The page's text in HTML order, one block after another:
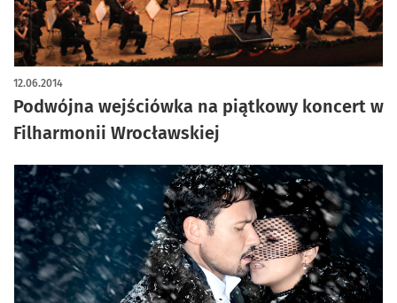
Podwójna wejściówka na piątkowy koncert w
Filharmonii Wrocławskiej
12.06.2014